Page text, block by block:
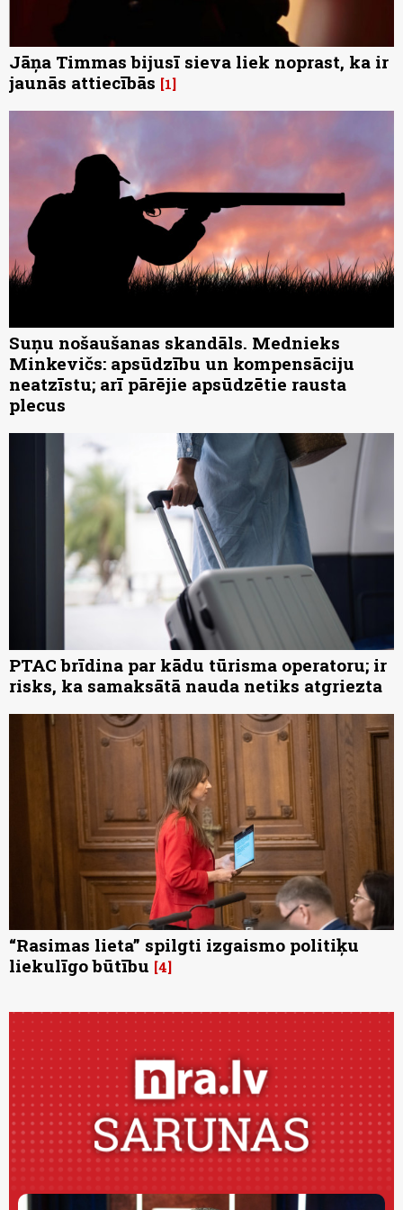
Jāņa Timmas bijusī sieva liek noprast, ka ir
jaunās attiecībās 1
Suņu nošaušanas skandāls. Mednieks
Minkevičs: apsūdzību un kompensāciju
neatzīstu; arī pārējie apsūdzētie rausta
plecus
PTAC brīdina par kādu tūrisma operatoru; ir
risks, ka samaksātā nauda netiks atgriezta
“Rasimas lieta” spilgti izgaismo politiķu
liekulīgo būtību 4